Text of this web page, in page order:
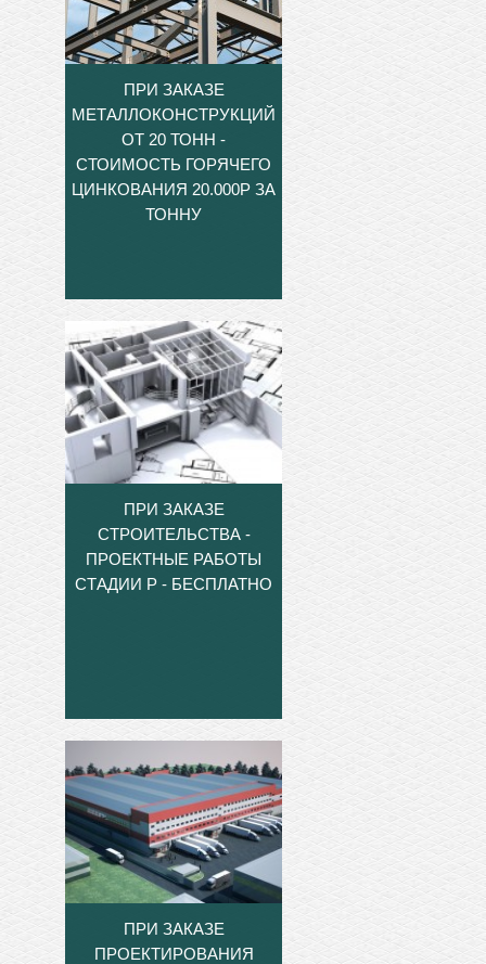
ПРИ ЗАКАЗЕ
МЕТАЛЛОКОНСТРУКЦИЙ
ОТ 20 ТОНН -
СТОИМОСТЬ ГОРЯЧЕГО
ЦИНКОВАНИЯ 20.000Р ЗА
ТОННУ
ПРИ ЗАКАЗЕ
СТРОИТЕЛЬСТВА -
ПРОЕКТНЫЕ РАБОТЫ
СТАДИИ Р - БЕСПЛАТНО
ПРИ ЗАКАЗЕ
ПРОЕКТИРОВАНИЯ